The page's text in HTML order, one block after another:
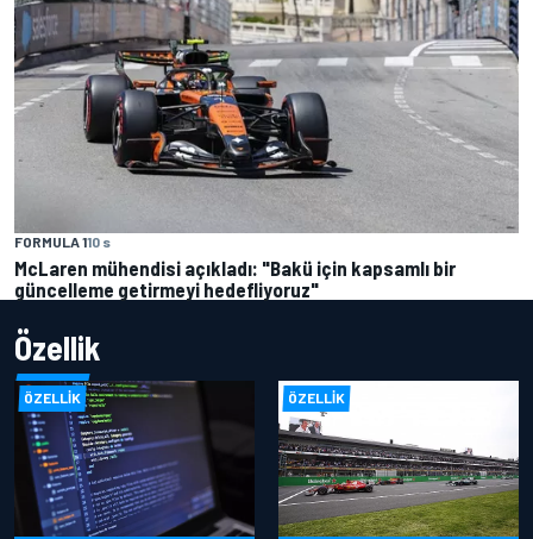
FORMULA 110 s
McLaren mühendisi açıkladı: "Bakü için kapsamlı bir
güncelleme getirmeyi hedefliyoruz"
Özellik
ÖZELLIK ÖZELLIK